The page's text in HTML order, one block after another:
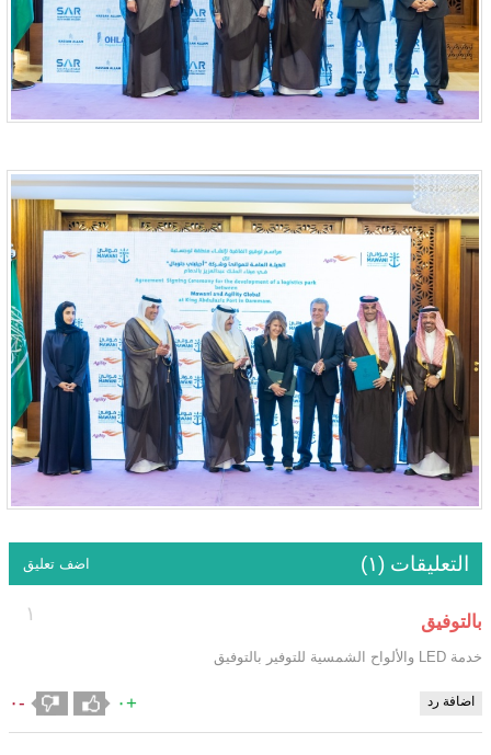
التعليقات (١) اضف تعليق
١ بالتوفيق
خدمة LED والألواح الشمسية للتوفير بالتوفيق
اضافة رد +٠ -٠